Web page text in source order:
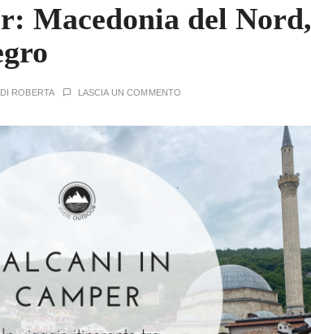
Macedonia del Nord,
DI ROBERTA LASCIA UN COMMENTO